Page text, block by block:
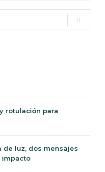
rotulación para
de luz, dos mensajes
impacto